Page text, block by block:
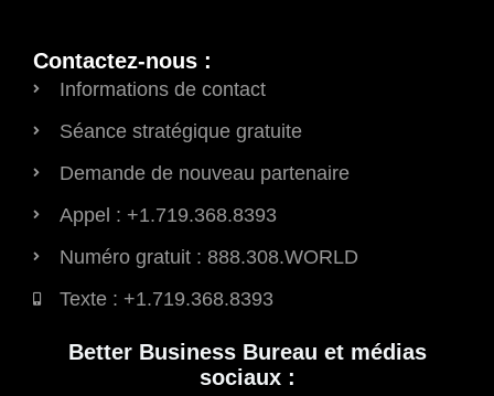
Contactez-nous :
Informations de contact
Séance stratégique gratuite
Demande de nouveau partenaire
Appel : +1.719.368.8393
Numéro gratuit : 888.308.WORLD
Texte : +1.719.368.8393
Better Business Bureau et médias
sociaux :